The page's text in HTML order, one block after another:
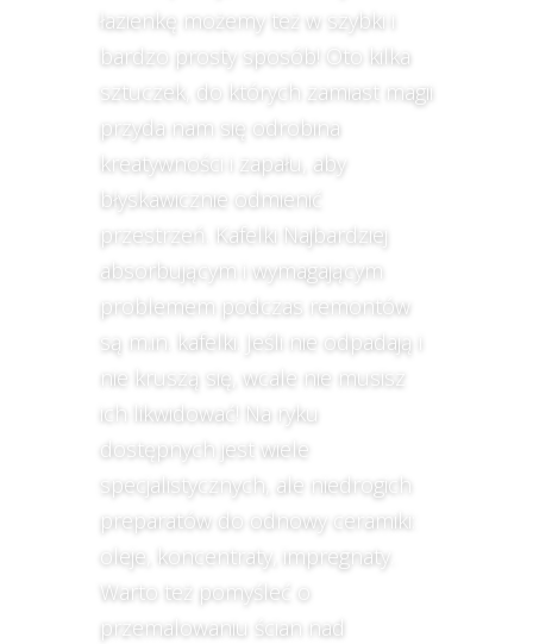
łazienkę możemy też w szybki i
bardzo prosty sposób! Oto kilka
sztuczek, do których zamiast magii
przyda nam się odrobina
kreatywności i zapału, aby
błyskawicznie odmienić
przestrzeń. Kafelki Najbardziej
absorbującym i wymagającym
problemem podczas remontów
są m.in. kafelki. Jeśli nie odpadają i
nie kruszą się, wcale nie musisz
ich likwidować! Na ryku
dostępnych jest wiele
specjalistycznych, ale niedrogich
preparatów do odnowy ceramiki:
oleje, koncentraty, impregnaty.
Warto też pomyśleć o
przemalowaniu ścian nad